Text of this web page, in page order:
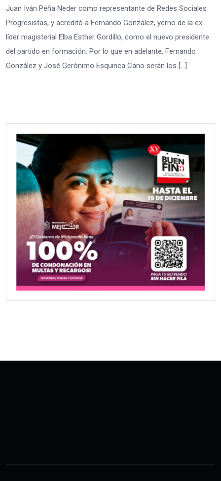
Juan Iván Peña Neder como representante de Redes Sociales
Progresistas, y acreditó a Fernando González, yerno de la ex
líder magisterial Elba Esther Gordillo, como el nuevo presidente
del partido en formación. Por lo que en adelante, Fernando
González y José Gerónimo Esquinca Cano serán los […]